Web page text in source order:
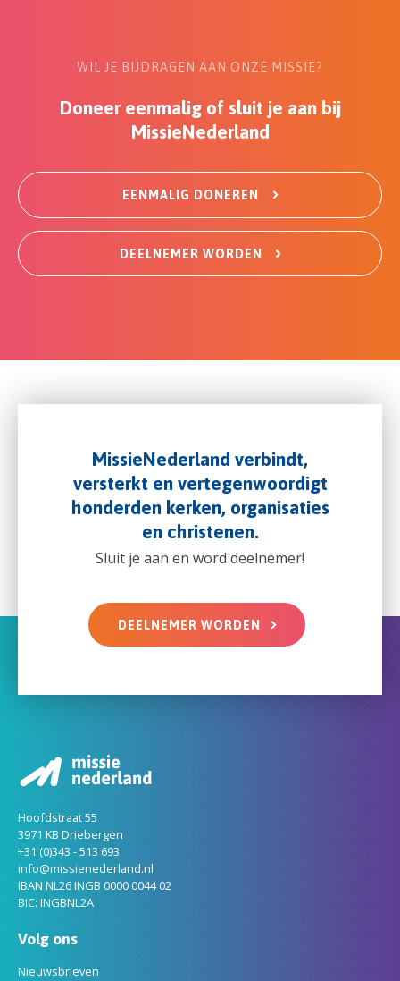
WIL JE BIJDRAGEN AAN ONZE MISSIE?
Doneer eenmalig of sluit je aan bij
MissieNederland
EENMALIG DONEREN
DEELNEMER WORDEN
MissieNederland verbindt,
versterkt en vertegenwoordigt
honderden kerken, organisaties
en christenen.
Sluit je aan en word deelnemer!
DEELNEMER WORDEN
Hoofdstraat 55
3971 KB Driebergen
+31 (0)343 - 513 693
info@missienederland.nl
IBAN NL26 INGB 0000 0044 02
BIC: INGBNL2A
Volg ons
Nieuwsbrieven